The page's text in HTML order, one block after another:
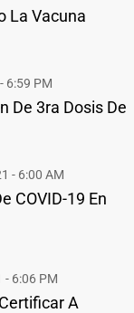
La Vacuna
6:59 PM
De 3ra Dosis De
- 6:00 AM
COVID-19 En
- 6:06 PM
A